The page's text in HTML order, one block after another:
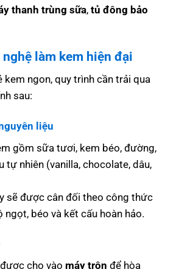
thanh trùng sữa, tủ đông bảo
làm kem hiện đại
ngon, quy trình cần trải qua
sau:
liệu
gồm sữa tươi, kem béo, đường,
tự nhiên (vanilla, chocolate, dâu,
sẽ được cân đối theo công thức
ngọt, béo và kết cấu hoàn hảo.
cho vào máy trộn để hòa